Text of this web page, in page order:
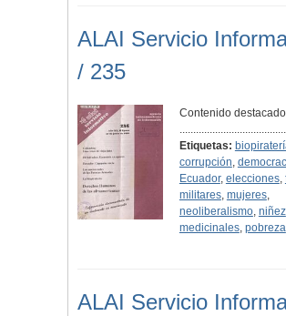
ALAI Servicio
/ 235
Contenido
Etiquetas:
corrupción,
Ecuador, elecciones,
militares, mujeres,
neoliberalismo, niñez
medicinales, pobreza
ALAI Servicio